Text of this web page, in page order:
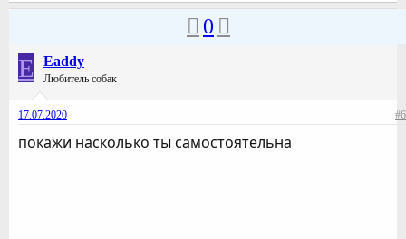
0
E Eaddy
Любитель собак
17.07.2020 #6
покажи насколько ты самостоятельна